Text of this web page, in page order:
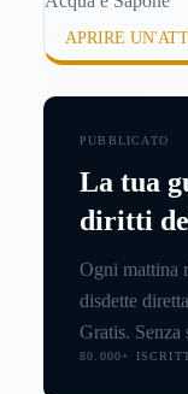
APRIRE
PUBBLICATO
La tua
diritti
Ogni mattina
disdette
Gratis. Senza
80.000+